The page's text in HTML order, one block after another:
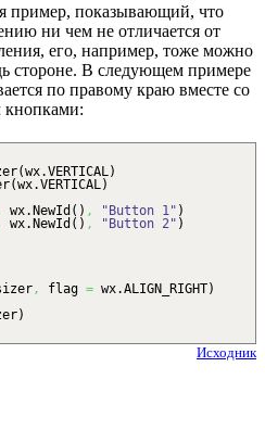
пример, показывающий, что
ни чем не отличается от
его, например, тоже можно
стороне. В следующем примере
по правому краю вместе со
кнопками:
(wx.VERTICAL)
(wx.VERTICAL)
wx. NewId ( ) , "Button 1" )
wx. NewId ( ) , "Button 2" )
, flag = wx.ALIGN_RIGHT)
)
Исходник